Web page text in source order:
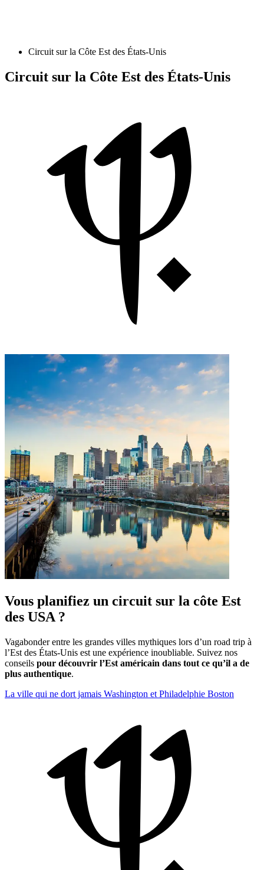
Circuit sur la Côte Est des États-Unis
Circuit sur la Côte Est des États-Unis
Vous planifiez un circuit sur la côte Est
des USA ?
Vagabonder entre les grandes villes mythiques lors d’un road trip à
l’Est des États-Unis est une expérience inoubliable. Suivez nos
conseils pour découvrir l’Est américain dans tout ce qu’il a de
plus authentique.
La ville qui ne dort jamais Washington et Philadelphie Boston